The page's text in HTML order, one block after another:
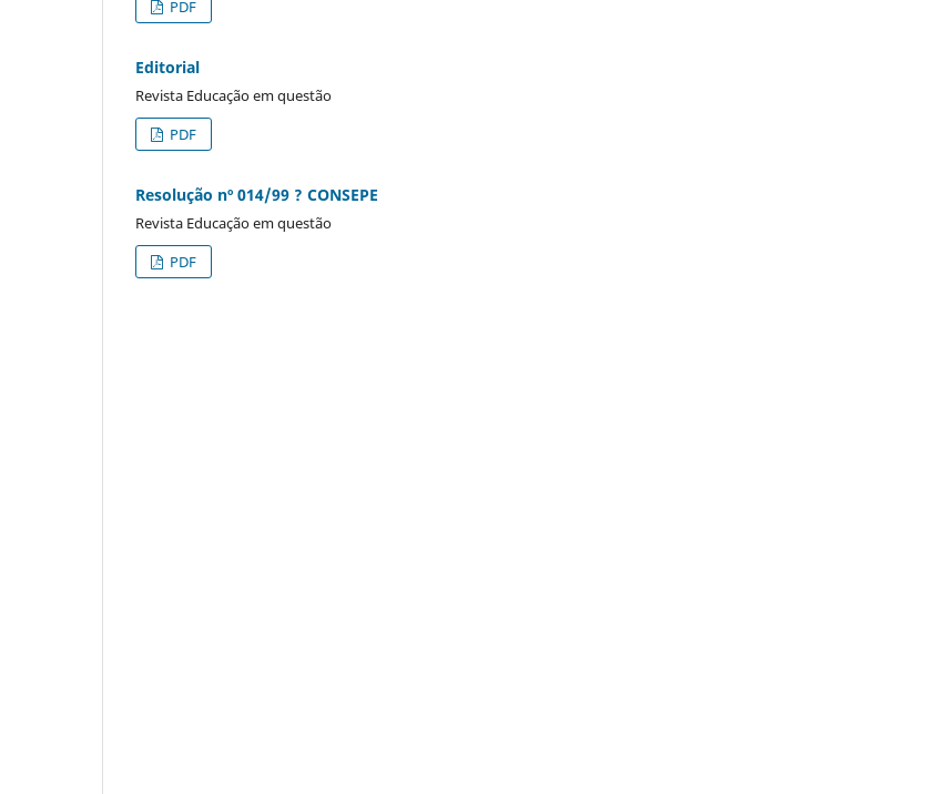
PDF
Editorial
Revista Educação em questão
PDF
Resolução nº 014/99 ? CONSEPE
Revista Educação em questão
PDF